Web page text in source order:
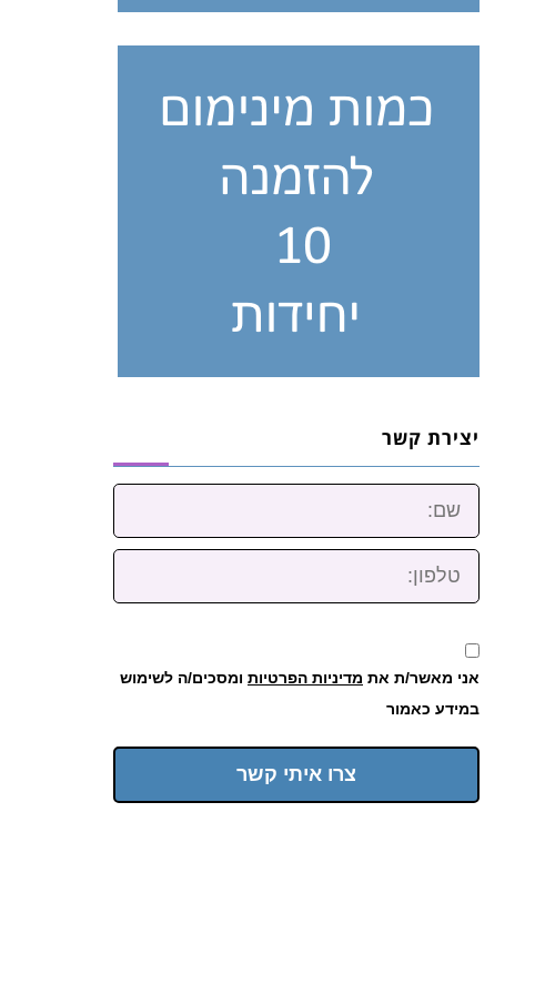
יצירת קשר
שם:
טלפון:
אני מאשר/ת את מדיניות הפרטיות ומסכים/ה לשימוש
במידע כאמור
צרו איתי קשר